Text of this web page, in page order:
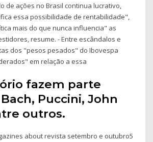
de ações no Brasil continua lucrativo,
essa possibilidade de rentabilidade",
mais do que nunca influencia" as
resume. - Entre escândalos e
dos "pesos pesados" do Ibovespa
em relação a essa
fazem parte
Puccini, John
outros.
about revista setembro e outubro5